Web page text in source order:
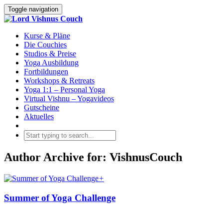
Toggle navigation
Kurse & Pläne
Die Couchies
Studios & Preise
Yoga Ausbildung
Fortbildungen
Workshops & Retreats
Yoga 1:1 – Personal Yoga
Virtual Vishnu – Yogavideos
Gutscheine
Aktuelles
Author Archive for: VishnusCouch
+
Summer of Yoga Challenge